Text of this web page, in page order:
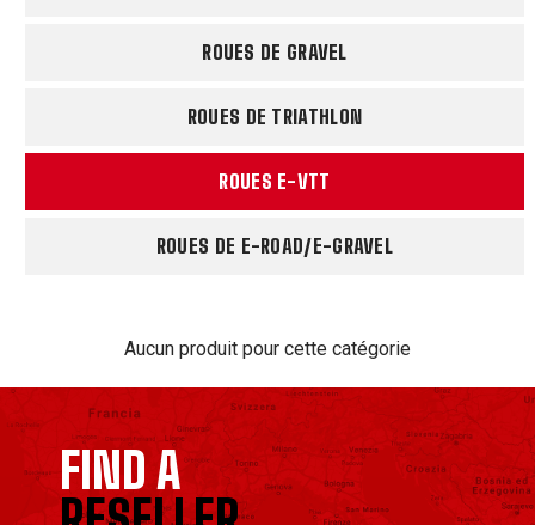
ROUES DE GRAVEL
ROUES DE TRIATHLON
ROUES E-VTT
ROUES DE E-ROAD/E-GRAVEL
Aucun produit pour cette catégorie
FIND A